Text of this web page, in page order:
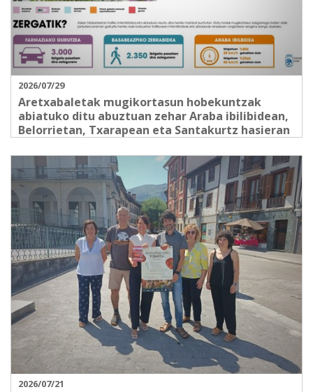
2026/07/29
Aretxabaletak mugikortasun hobekuntzak
abiatuko ditu abuztuan zehar Araba ibilibidean,
Belorrietan, Txarapean eta Santakurtz hasieran
2026/07/21